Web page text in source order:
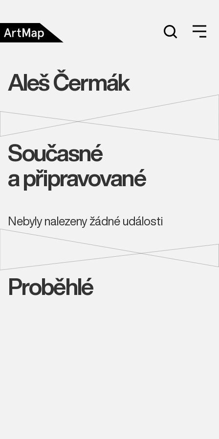
Aleš Čermák
Současné
a připravované
Nebyly nalezeny žádné události
Proběhlé